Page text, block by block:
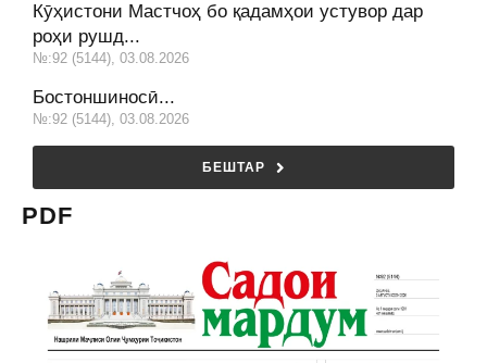
Кӯҳистони Мастчоҳ бо қадамҳои устувор дар
роҳи рушд...
№:92 (5144), 03.08.2026
Бостоншиносӣ...
№:92 (5144), 03.08.2026
БЕШТАР
PDF